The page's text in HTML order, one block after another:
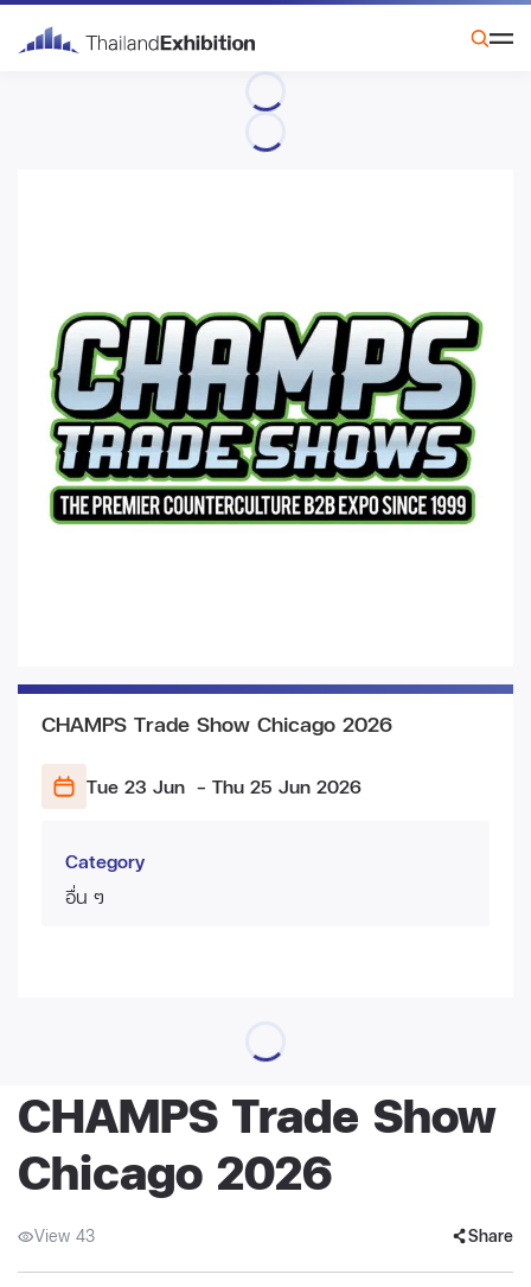
CHAMPS Trade Show Chicago 2026
Tue 23 Jun - Thu 25 Jun 2026
Category
อื่น ๆ
CHAMPS Trade Show
Chicago 2026
View 43 Share